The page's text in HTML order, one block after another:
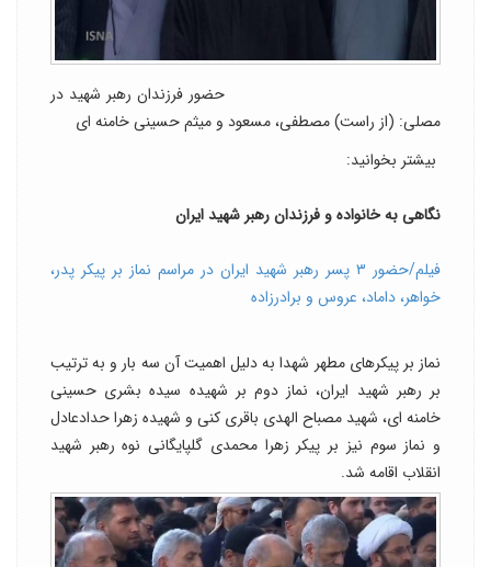
حضور فرزندان رهبر شهید در
مصلی: (از راست) مصطفی، مسعود و میثم حسینی خامنه ای
بیشتر بخوانید:
نگاهی به خانواده و فرزندان رهبر شهید ایران
فیلم/حضور ۳ پسر رهبر شهید ایران در مراسم نماز بر پیکر پدر،
خواهر، داماد، عروس و برادرزاده
نماز بر پیکرهای مطهر شهدا به دلیل اهمیت آن سه بار و به ترتیب
بر رهبر شهید ایران، نماز دوم بر شهیده سیده بشری حسینی
خامنه ای، شهید مصباح الهدی باقری کنی و شهیده زهرا حدادعادل
و نماز سوم نیز بر پیکر زهرا محمدی گلپایگانی نوه رهبر شهید
انقلاب اقامه شد.